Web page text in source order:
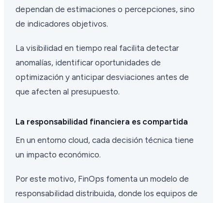
dependan de estimaciones o percepciones, sino
de indicadores objetivos.
La visibilidad en tiempo real facilita detectar
anomalías, identificar oportunidades de
optimización y anticipar desviaciones antes de
que afecten al presupuesto.
La responsabilidad financiera es compartida
En un entorno cloud, cada decisión técnica tiene
un impacto económico.
Por este motivo, FinOps fomenta un modelo de
responsabilidad distribuida, donde los equipos de